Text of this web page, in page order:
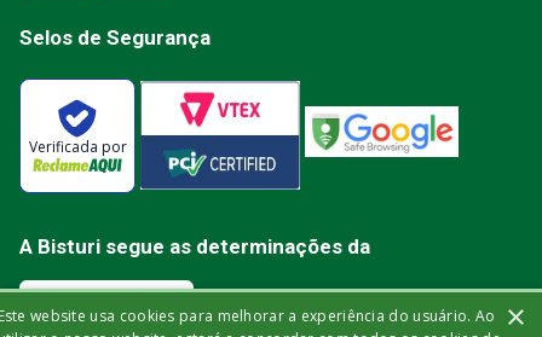
Selos de Segurança
Verificada por
A Bisturi segue as determinações da
×
website usa cookies para melhorar a experiência do usuário. Ao